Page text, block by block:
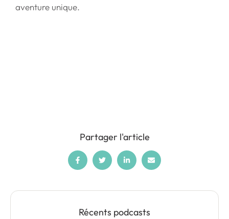
aventure unique.
Partager l'article
Récents podcasts